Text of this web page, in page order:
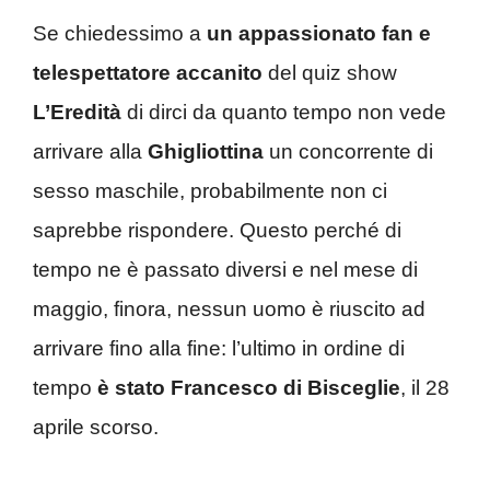
Se chiedessimo a un appassionato fan e
telespettatore accanito del quiz show
L’Eredità di dirci da quanto tempo non vede
arrivare alla Ghigliottina un concorrente di
sesso maschile, probabilmente non ci
saprebbe rispondere. Questo perché di
tempo ne è passato diversi e nel mese di
maggio, finora, nessun uomo è riuscito ad
arrivare fino alla fine: l’ultimo in ordine di
tempo è stato Francesco di Bisceglie, il 28
aprile scorso.